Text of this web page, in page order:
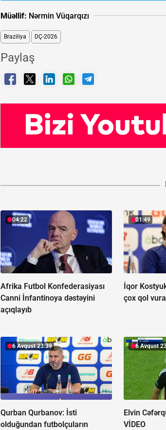
Müəllif: Nərmin Vüqarqızı
Braziliya DÇ-2026
Paylaş
04:22
Afrika Futbol Konfederasiyası
Canni İnfantinoya dəstəyini
açıqlayıb
01:49
İqor
çox qol
6 Avqust 23:39
Qurban Qurbanov: İsti
olduğundan futbolçuların
6 Avqust
Elvin
VİDEO